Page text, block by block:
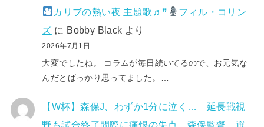
カリブの熱い夜 主題歌♬❞
フィル・コリン
ズ に Bobby Black より
2026年7月1日
大変でしたね。 コラムが毎日続いてるので、お元気な
んだとばっかり思ってました。…
【W杯】森保J、わずか1分に泣く… 延長戦視
野も試合終了間際に痛恨の失点 森保監督、選